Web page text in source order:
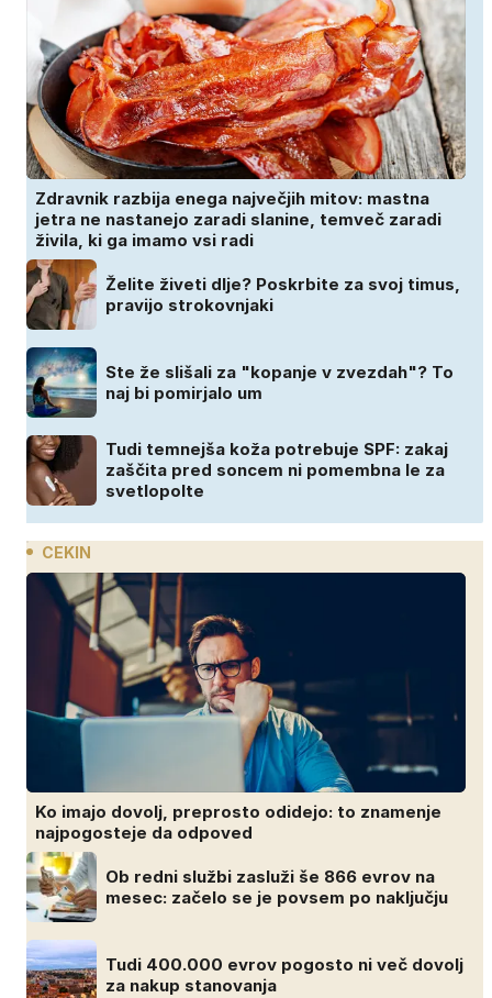
Zdravnik razbija enega največjih mitov: mastna
jetra ne nastanejo zaradi slanine, temveč zaradi
živila, ki ga imamo vsi radi
Želite živeti dlje? Poskrbite za svoj timus,
pravijo strokovnjaki
Ste že slišali za "kopanje v zvezdah"? To
naj bi pomirjalo um
Tudi temnejša koža potrebuje SPF: zakaj
zaščita pred soncem ni pomembna le za
svetlopolte
CEKIN
Ko imajo dovolj, preprosto odidejo: to znamenje
najpogosteje da odpoved
Ob redni službi zasluži še 866 evrov na
mesec: začelo se je povsem po naključju
Tudi 400.000 evrov pogosto ni več dovolj
za nakup stanovanja